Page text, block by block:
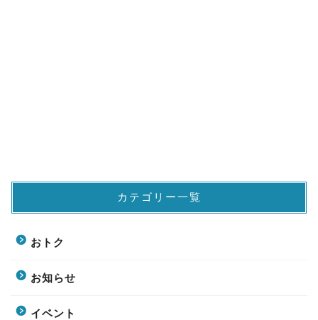
カテゴリー一覧
おトク
お知らせ
イベント